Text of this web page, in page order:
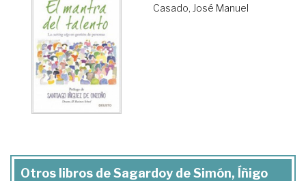
Casado, José Manuel
Otros libros de Sagardoy de Simón, Íñigo